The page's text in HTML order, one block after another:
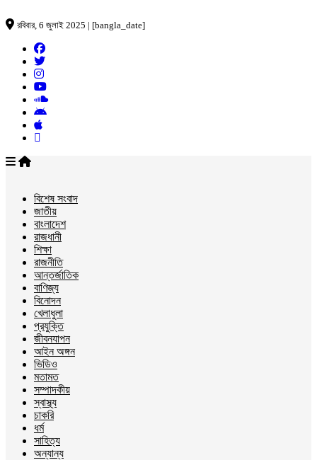
রবিবার, 6 জুলাই 2025 | [bangla_date]
বিশেষ সংবাদ
জাতীয়
বাংলাদেশ
রাজধানী
শিক্ষা
রাজনীতি
আন্তর্জাতিক
বাণিজ্য
বিনোদন
খেলাধুলা
প্রযুক্তি
জীবনযাপন
আইন অঙ্গন
ভিডিও
মতামত
সম্পাদকীয়
স্বাস্থ্য
চাকরি
ধর্ম
সাহিত্য
অন্যান্য